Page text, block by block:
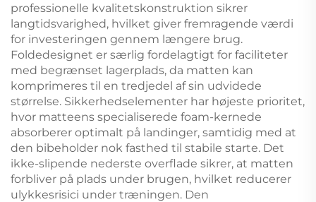
professionelle kvalitetskonstruktion sikrer
langtidsvarighed, hvilket giver fremragende værdi
for investeringen gennem længere brug.
Foldedesignet er særlig fordelagtigt for faciliteter
med begrænset lagerplads, da matten kan
komprimeres til en tredjedel af sin udvidede
størrelse. Sikkerhedselementer har højeste prioritet,
hvor matteens specialiserede foam-kernede
absorberer optimalt på landinger, samtidig med at
den bibeholder nok fasthed til stabile starte. Det
ikke-slipende nederste overflade sikrer, at matten
forbliver på plads under brugen, hvilket reducerer
ulykkesrisici under træningen. Den